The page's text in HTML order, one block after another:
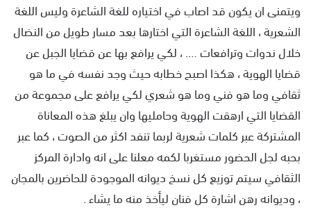
ويتمنى ان يكون قد اصاب في اختياره للغة الشاعرة وليس اللغة
الشعرية ، اللغة الشاعرة التي اختارها بعد مسار طويل من النضال
خلال ندوات وترافعات …. ، لكي يرافع بها عن قضايا الجبل عن
قضايا الهوية ، هكذا اصبح خطابه حيث وجد نفسه في ما هو
ثقافي وما هو فني وما هو شعري لكي يرافع على مجموعة من
القضايا التي ارهقت الهوية وحامليها وان يبلغ هذه المعاناة
المشتركة عبر كلمات شعرية لربما تنفد اكثر من الصوت ، كما عبر
بحبه لجل الحضور مستغربا لكمه معلنا على انه وادارة المركز
الثقافي سيتم توزيع كل نسخ ديوانه الموجودة للحاضرين بالمجان
، وديوانه رهن اشارة كل فنان ليأخذ منه ما يشاء .